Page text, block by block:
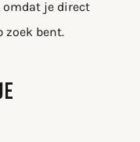
omdat je direct
zoek bent.